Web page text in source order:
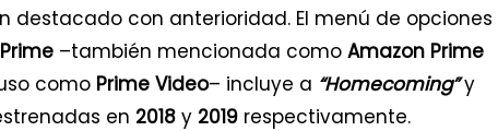
destacado con anterioridad. El menú de opciones
–también mencionada como Amazon Prime
como Prime Video– incluye a “Homecoming”y
en 2018 y 2019 respectivamente.